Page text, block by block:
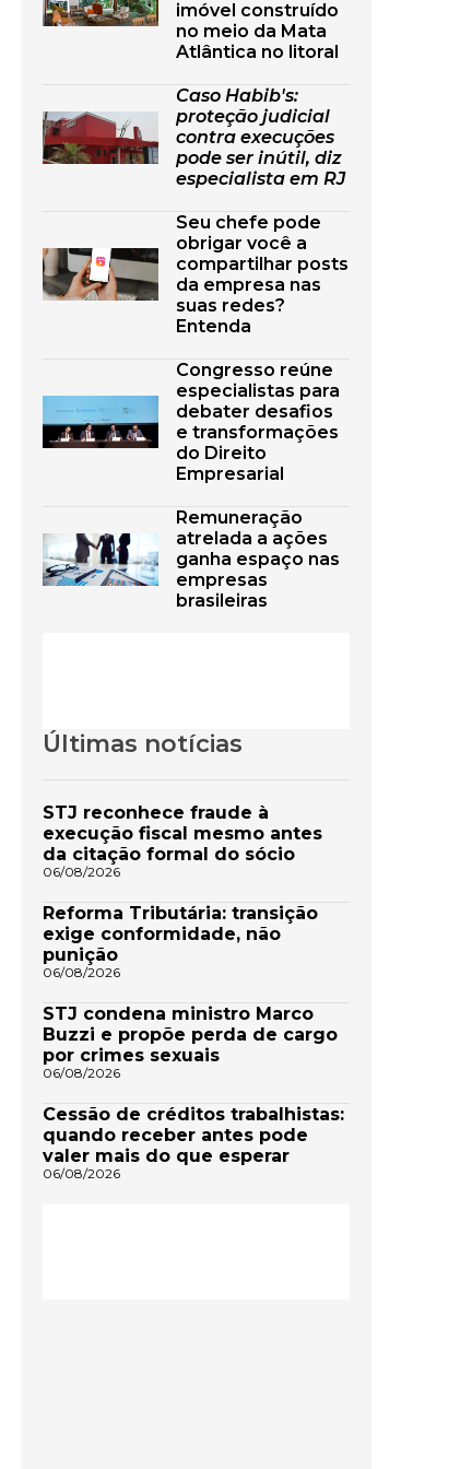
imóvel construído
no meio da Mata
Atlântica no litoral
Caso Habib's:
proteção judicial
contra execuções
pode ser inútil, diz
especialista em RJ
Seu chefe pode
obrigar você a
compartilhar posts
da empresa nas
suas redes?
Entenda
Congresso reúne
especialistas para
debater desafios
e transformações
do Direito
Empresarial
Remuneração
atrelada a ações
ganha espaço nas
empresas
brasileiras
Últimas notícias
STJ reconhece fraude à
execução fiscal mesmo antes
da citação formal do sócio
06/08/2026
Reforma Tributária: transição
exige conformidade, não
punição
06/08/2026
STJ condena ministro Marco
Buzzi e propõe perda de cargo
por crimes sexuais
06/08/2026
Cessão de créditos trabalhistas:
quando receber antes pode
valer mais do que esperar
06/08/2026